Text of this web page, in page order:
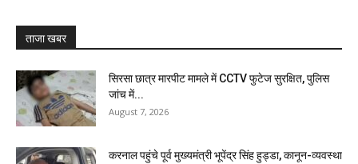
ताजा खबर
सिरसा छात्र मारपीट मामले में CCTV फुटेज सुरक्षित, पुलिस
जांच में...
August 7, 2026
करनाल पहुंचे पूर्व मुख्यमंत्री भूपेंद्र सिंह हुड्डा, कानून-व्यवस्था